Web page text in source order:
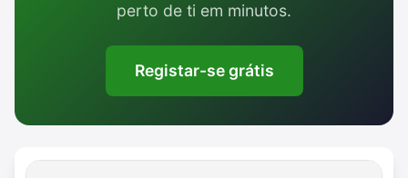
perto de ti em minutos.
Registar-se grátis